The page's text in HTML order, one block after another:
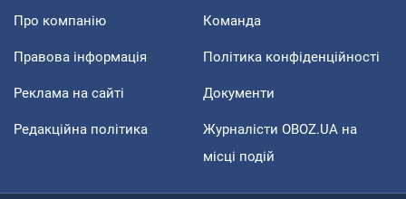
Про компанію Команда
Правова інформація Політика конфіденційності
Реклама на сайті Документи
Редакційна політика
Журналісти OBOZ.UA на
місці подій